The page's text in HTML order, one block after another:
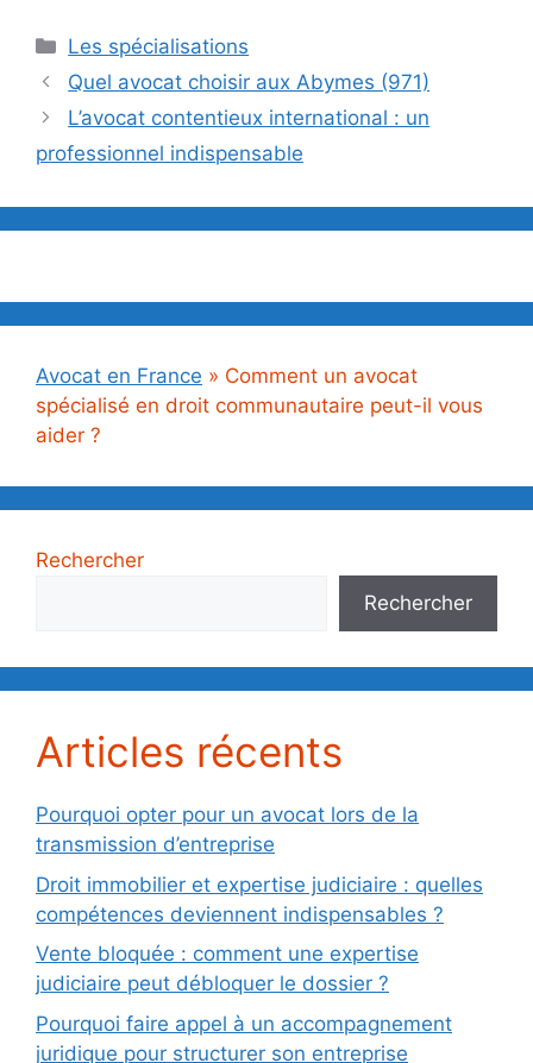
Catégories
Les spécialisations
Quel avocat choisir aux Abymes (971)
L’avocat contentieux international : un
professionnel indispensable
Avocat en France » Comment un avocat
spécialisé en droit communautaire peut-il vous
aider ?
Rechercher
Rechercher
Articles récents
Pourquoi opter pour un avocat lors de la
transmission d’entreprise
Droit immobilier et expertise judiciaire : quelles
compétences deviennent indispensables ?
Vente bloquée : comment une expertise
judiciaire peut débloquer le dossier ?
Pourquoi faire appel à un accompagnement
juridique pour structurer son entreprise